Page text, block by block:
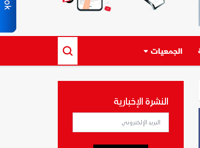
الجمعيات
النشرة الإخبارية